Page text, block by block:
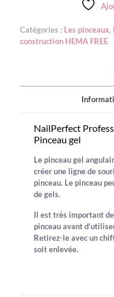
Angular
-
Catégories : Les pinceaux,
construction HEMA FREE
NailPerfect
Pinceau gel
Le pinceau gel
créer une ligne de
pinceau. Le pinceau
de gels.
Il est très important
pinceau avant
Retirez-le avec un
soit enlevée.